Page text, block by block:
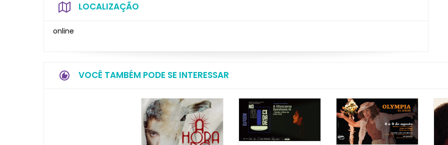
LOCALIZAÇÃO
online
VOCÊ TAMBÉM PODE SE INTERESSAR